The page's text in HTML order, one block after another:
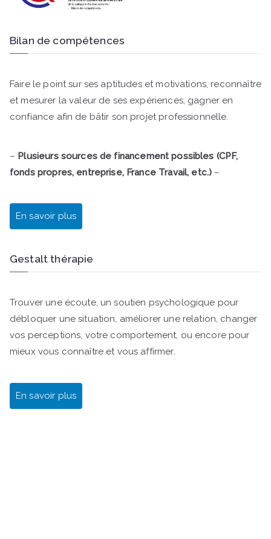
Bilan de compétences
Faire le point sur ses aptitudes et motivations, reconnaître
et mesurer la valeur de ses expériences, gagner en
confiance afin de bâtir son projet professionnelle.
– Plusieurs sources de financement possibles (CPF,
fonds propres, entreprise, France Travail, etc.) –
En savoir plus
Gestalt thérapie
Trouver une écoute, un soutien psychologique pour
débloquer une situation, améliorer une relation, changer
vos perceptions, votre comportement, ou encore pour
mieux vous connaître et vous affirmer.
En savoir plus